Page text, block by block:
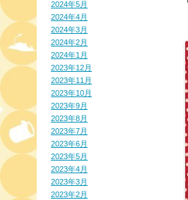
2024年5月
2024年4月
2024年3月
2024年2月
2024年1月
2023年12月
2023年11月
2023年10月
2023年9月
2023年8月
2023年7月
2023年6月
2023年5月
2023年4月
2023年3月
2023年2月